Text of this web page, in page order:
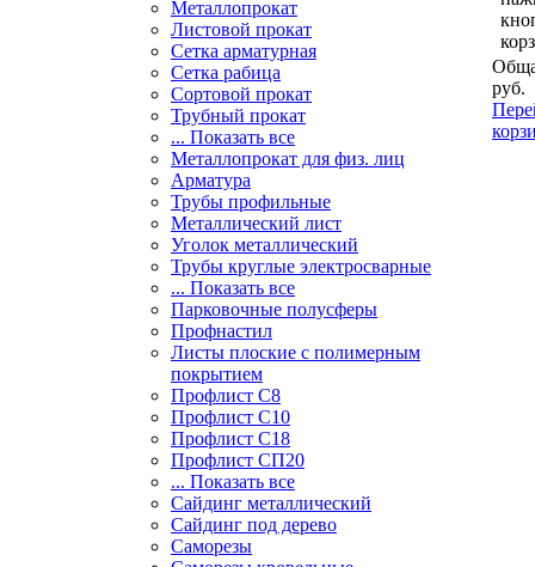
Металлопрокат
Листовой прокат
Сетка арматурная
Сетка рабица
Сортовой прокат
Трубный прокат
... Показать все
Металлопрокат для физ. лиц
Арматура
Трубы профильные
Металлический лист
Уголок металлический
Трубы круглые электросварные
... Показать все
Парковочные полусферы
Профнастил
Листы плоские с полимерным
покрытием
Профлист С8
Профлист С10
Профлист С18
Профлист СП20
... Показать все
Сайдинг металлический
Cайдинг под дерево
Саморезы
руб.